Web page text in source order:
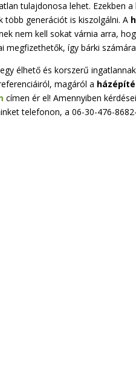
tulajdonosa lehet. Ezekben
több generációt is kiszolgálni. A
nem kell sokat várnia arra,
megfizethetők, így bárki
élhető és korszerű
magáról a
címen ér el! Amennyiben
telefonon, a 06-30-476-